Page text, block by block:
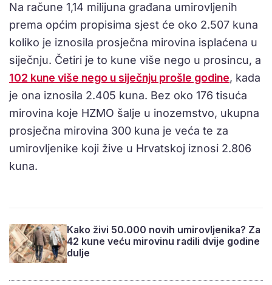
Na račune 1,14 milijuna građana umirovljenih
prema općim propisima sjest će oko 2.507 kuna
koliko je iznosila prosječna mirovina isplaćena u
siječnju. Četiri je to kune više nego u prosincu, a
102 kune više nego u siječnju prošle godine, kada
je ona iznosila 2.405 kuna. Bez oko 176 tisuća
mirovina koje HZMO šalje u inozemstvo, ukupna
prosječna mirovina 300 kuna je veća te za
umirovljenike koji žive u Hrvatskoj iznosi 2.806
kuna.
Kako živi 50.000 novih umirovljenika? Za
42 kune veću mirovinu radili dvije godine
dulje